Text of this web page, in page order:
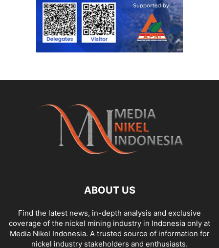
ABOUT US
Find the latest news, in-depth analysis and exclusive
coverage of the nickel mining industry in Indonesia only at
Media Nikel Indonesia. A trusted source of information for
nickel industry stakeholders and enthusiasts.